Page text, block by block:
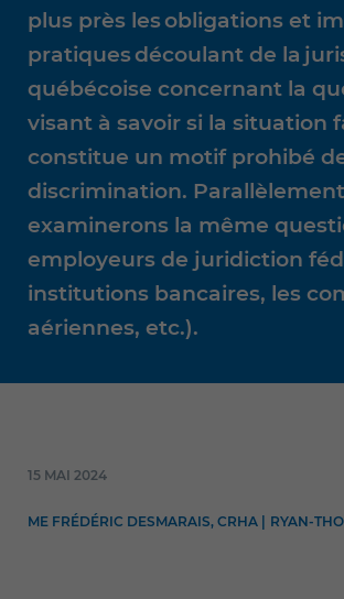
plus près les obligations et
pratiques découlant de la
québécoise concernant la
visant à savoir si la situation
constitue un motif prohibé
discrimination.
examinerons la même
employeurs de juridiction
institutions bancaires, les
aériennes, etc.).
15 MAI 2024
ME FRÉDÉRIC DESMARAIS, CRHA | RYAN-